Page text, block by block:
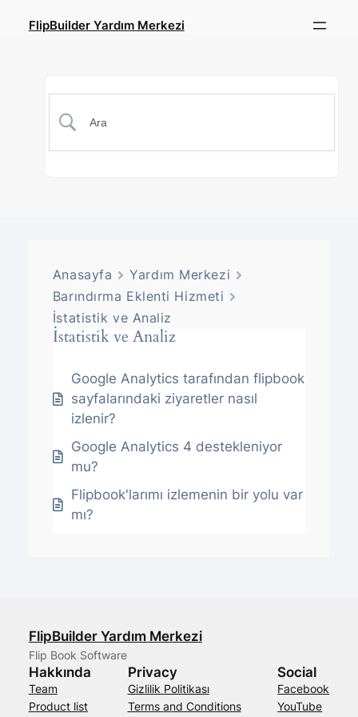
FlipBuilder Yardım Merkezi
Anasayfa
Yardım Merkezi
Barındırma Eklenti Hizmeti
İstatistik ve Analiz
İstatistik ve Analiz
Google Analytics tarafından flipbook
sayfalarındaki ziyaretler nasıl
izlenir?
Google Analytics 4 destekleniyor
mu?
Flipbook'larımı izlemenin bir yolu var
mı?
FlipBuilder Yardım Merkezi
Flip Book Software
Hakkında
Team
Product list
Privacy
Gizlilik Politikası
Terms and Conditions
Social
Facebook
YouTube